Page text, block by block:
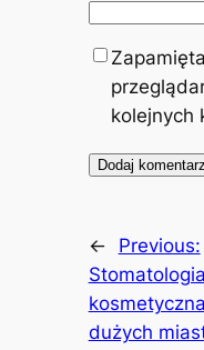
kolejnych
←
Previous:
Stomatologia
dużych